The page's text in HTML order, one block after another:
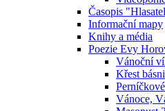
Časopis
Informační mapy
Knihy a média
Poezie Evy
Vánoční
Křest
Vánoce,